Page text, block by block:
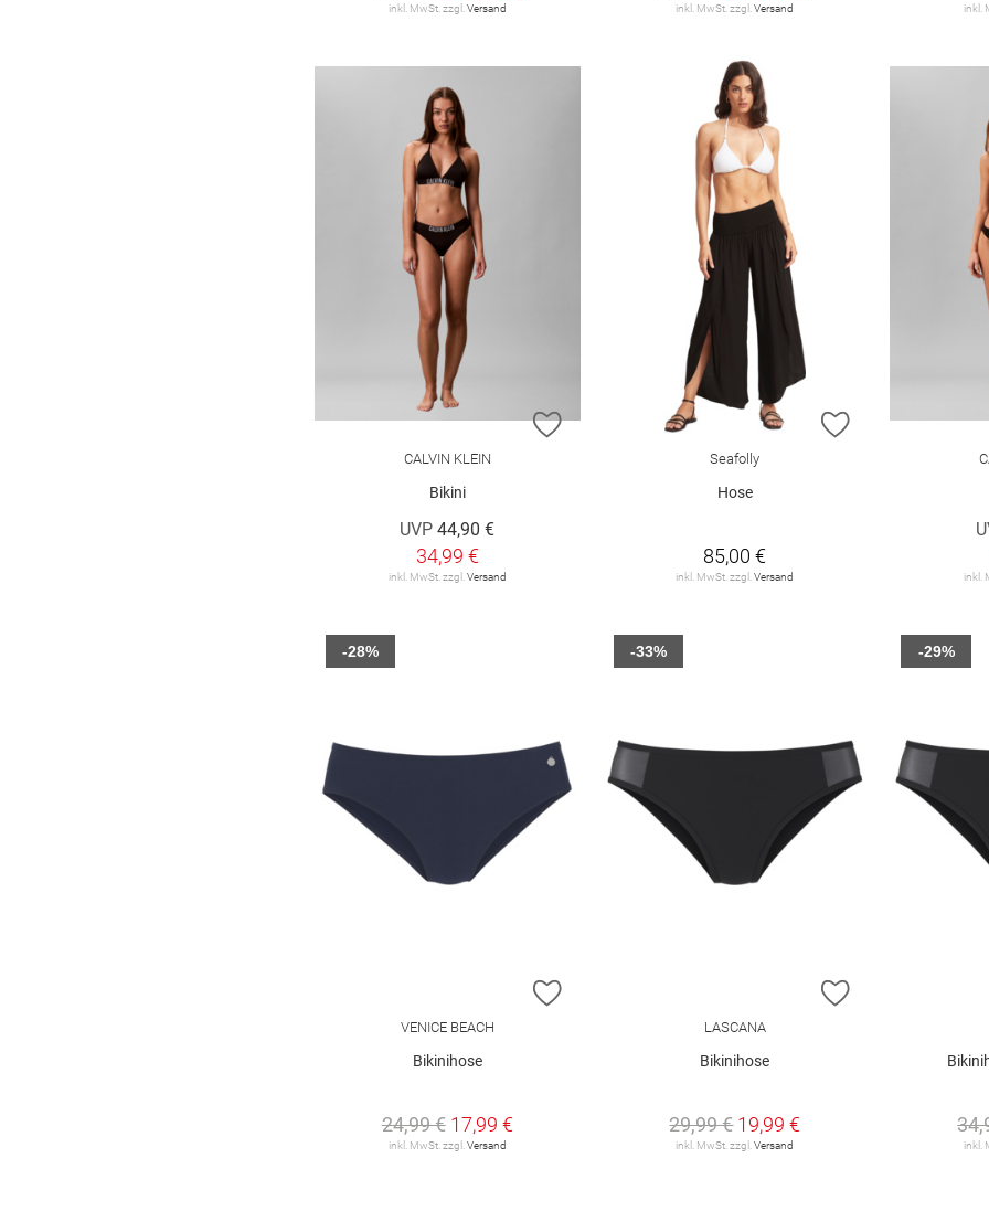
inkl. MwSt. zzgl. Versand inkl. MwSt. zzgl.Versand inkl.
ZUR WUNSCHLISTE HINZUFÜGEN
CALVIN KLEIN
Bikini
UVP 44,90 €
34,99 €
inkl. MwSt. zzgl. Versand
ZUR
Seafolly
Hose
85,00 €
inkl. MwSt. zzgl.Versand inkl.
ZUR WUNSCHLISTE HINZUFÜGEN
VENICE BEACH
Bikinihose
24,99 € 17,99 €
inkl. MwSt. zzgl. Versand
-28%
ZUR
LASCANA
Bikinihose
29,99 € 19,99 €
inkl. MwSt. zzgl.Versand
-33%
inkl.
-29%